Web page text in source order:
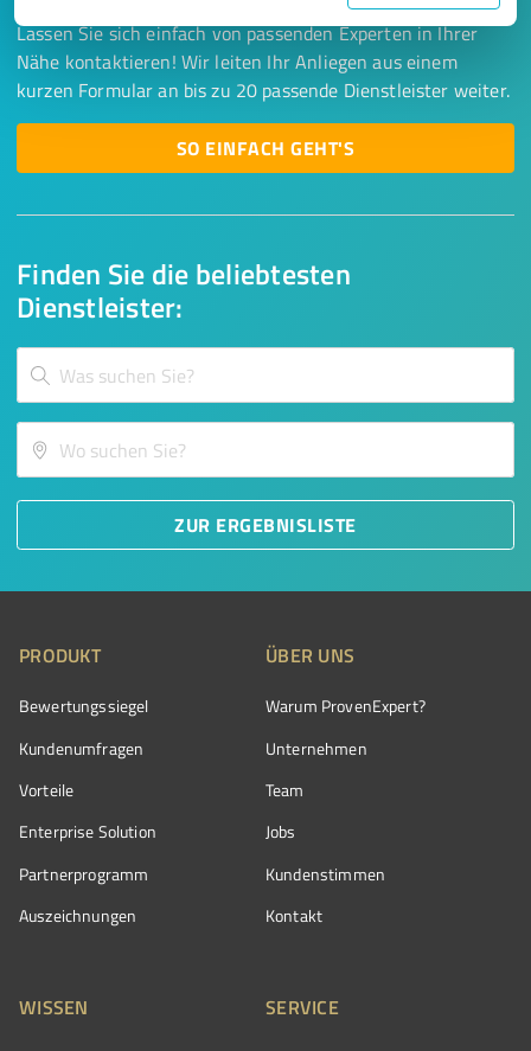
Finden Sie die beliebtesten
Dienstleister:
ZUR ERGEBNISLISTE
Lassen Sie sich einfach von passenden Experten in Ihrer
Nähe kontaktieren! Wir leiten Ihr Anliegen aus einem
kurzen Formular an bis zu 20 passende Dienstleister weiter.
SO EINFACH GEHT'S
PRODUKT
Bewertungssiegel
Kundenumfragen
Vorteile
Enterprise Solution
Partnerprogramm
Auszeichnungen
ÜBER UNS
Warum ProvenExpert?
Unternehmen
Team
Jobs
Kundenstimmen
Kontakt
WISSEN SERVICE